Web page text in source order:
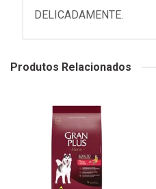
DELICADAMENTE.
Produtos Relacionados